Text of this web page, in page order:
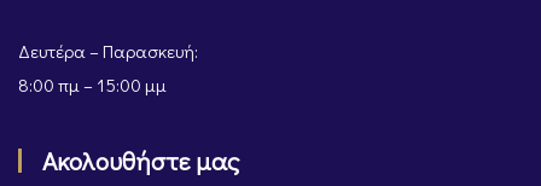
Δευτέρα – Παρασκευή:
8:00 πμ – 15:00 μμ
Ακολουθήστε μας